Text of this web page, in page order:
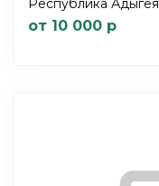
Республика Адыгея
от 10 000 р